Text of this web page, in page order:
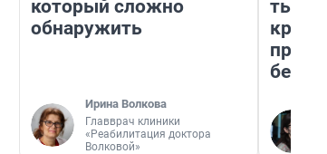
который сложно
обнаружить
Ирина Волкова
Главврач клиники
«Реабилитация доктора
Волковой»